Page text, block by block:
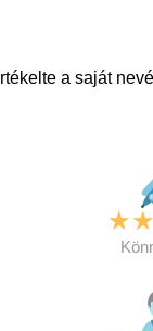
a saját
★★